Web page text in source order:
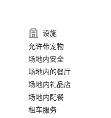
设施
允许带宠物
场地内安全
场地内的餐厅
场地内礼品店
场地内配餐
租车服务